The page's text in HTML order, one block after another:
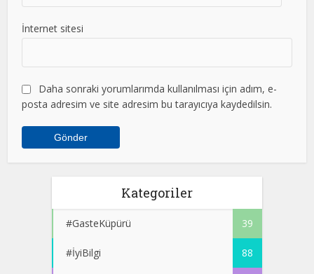
İnternet sitesi
Daha sonraki yorumlarımda kullanılması için adım, e-
posta adresim ve site adresim bu tarayıcıya kaydedilsin.
Kategoriler
#GasteKüpürü 39
#İyiBilgi 88